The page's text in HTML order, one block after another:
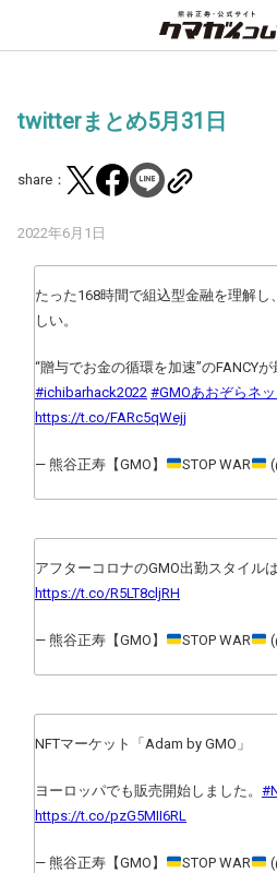
twitterまとめ5月31日
share：
2022年6月1日
たった168時間で組込型金融を理解し
しい。
“贈与でお金の循環を加速”のFANCYが
#ichibarhack2022 #GMOあおぞらネ
https://t.co/FARc5qWejj
— 熊谷正寿【GMO】 STOP WAR
アフターコロナのGMO出勤スタイルは
https://t.co/R5LT8cljRH
— 熊谷正寿【GMO】 STOP WAR
NFTマーケット「Adam by GMO」
ヨーロッパでも販売開始しました。
https://t.co/pzG5MII6RL
— 熊谷正寿【GMO】 STOP WAR